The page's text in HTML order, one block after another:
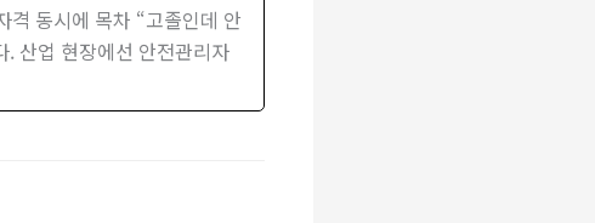
격 동시에 목차 “고졸인데 안
. 산업 현장에선 안전관리자